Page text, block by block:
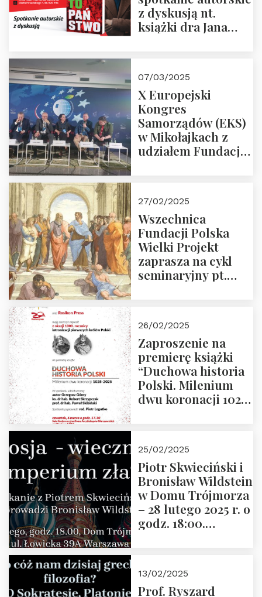
z dyskusją nt.
książki dra Jana
07/03/2025
X Europejski
Kongres
Samorządów (EKS)
w Mikołajkach z
udziałem Fundacji
27/02/2025
Wszechnica
Fundacji Polska
Wielki Projekt
zaprasza na cykl
seminaryjny pt.
26/02/2025
Zaproszenie na
premierę książki
“Duchowa historia
Polski. Milenium
dwu koronacji 1025-
2025 r. godz. 17:30,
DAW ul. Miodowa
17/19
25/02/2025
Piotr Skwieciński i
Bronisław Wildstein
w Domu Trójmorza
– 28 lutego 2025 r. o
godz. 18:00.
13/02/2025
Prof. Ryszard